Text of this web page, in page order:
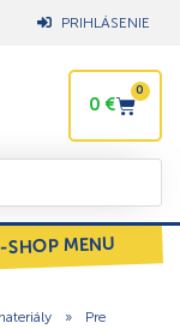
PRIHLÁSENIE
0 €
0
SHOP MENU
»
Pre